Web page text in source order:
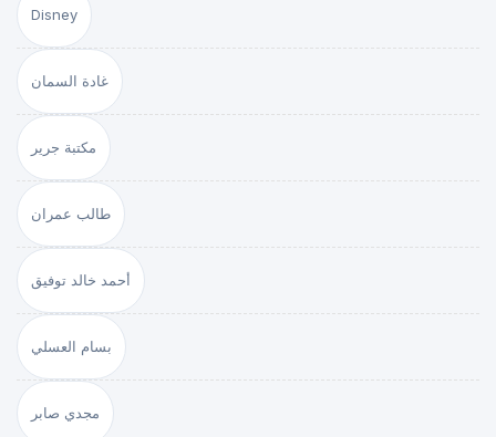
Disney
غادة السمان
مكتبة جرير
طالب عمران
أحمد خالد توفيق
بسام العسلي
مجدي صابر